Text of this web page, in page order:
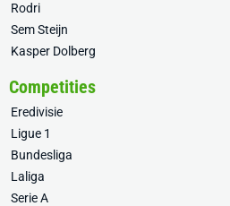
Rodri
Sem Steijn
Kasper Dolberg
Competities
Eredivisie
Ligue 1
Bundesliga
Laliga
Serie A